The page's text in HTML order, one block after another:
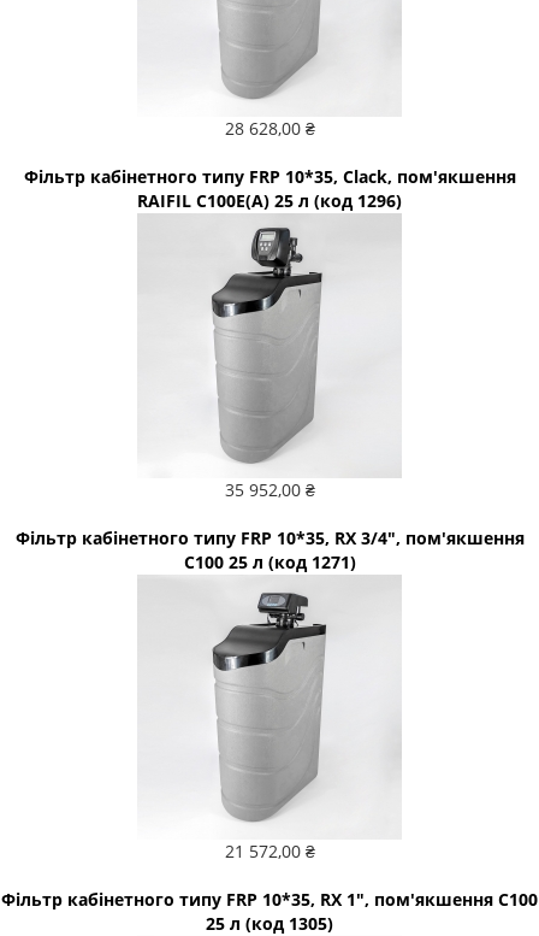
28 628,00 ₴
Фільтр кабінетного типу FRP 10*35, Clack, пом'якшення
RAIFIL С100E(A) 25 л (код 1296)
35 952,00 ₴
Фільтр кабінетного типу FRP 10*35, RX 3/4", пом'якшення
С100 25 л (код 1271)
21 572,00 ₴
Фільтр кабінетного типу FRP 10*35, RX 1", пом'якшення С100
25 л (код 1305)